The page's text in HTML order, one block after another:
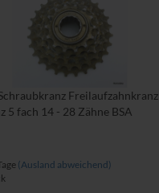
Freilaufzahnkranz
5 fach 14 - 28 Zähne BSA
(Ausland abweichend)